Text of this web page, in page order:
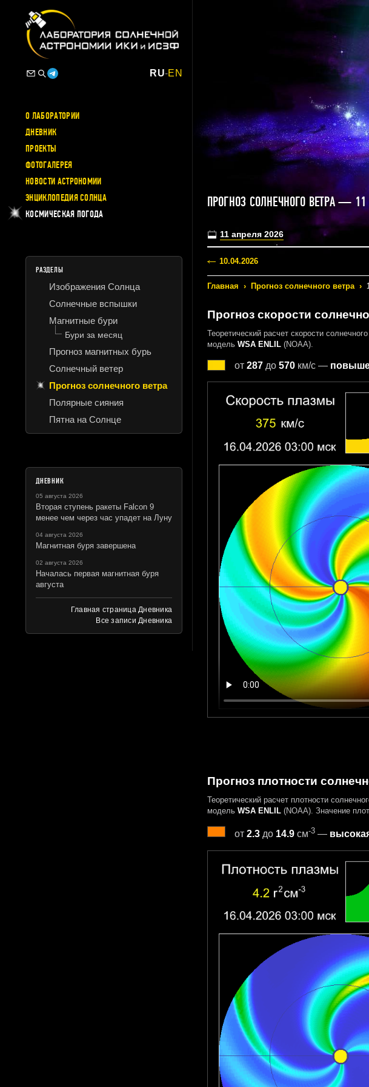
RU-EN
О ЛАБОРАТОРИИ
ДНЕВНИК
ПРОЕКТЫ
ФОТОГАЛЕРЕЯ
НОВОСТИ АСТРОНОМИИ
ЭНЦИКЛОПЕДИЯ СОЛНЦА
КОСМИЧЕСКАЯ ПОГОДА
РАЗДЕЛЫ
Изображения Солнца
Солнечные вспышки
Магнитные бури
Бури за месяц
Прогноз магнитных бурь
Солнечный ветер
Прогноз солнечного ветра
Полярные сияния
Пятна на Солнце
ДНЕВНИК
05 августа 2026
Вторая ступень ракеты Falcon 9
менее чем через час упадет на Луну
04 августа 2026
Магнитная буря завершена
02 августа 2026
Началась первая магнитная буря
августа
Главная страница Дневника
Все записи Дневника
ПРОГНОЗ СОЛНЕЧНОГО ВЕТРА —
11 апреля 2026
10.04.2026
Главная › Прогноз солнечного ветра ›
Прогноз скорости
Теоретический расчет скорости
модель WSA ENLIL(NOAA).
от 287до 570км/с —
Прогноз плотности
Теоретический расчет плотности
модель WSA ENLIL(NOAA). Значение
от 2.3до 14.9см-3—